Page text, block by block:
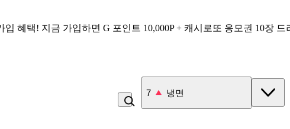
입 혜택! 지금 가입하면 G 포인트 10,000P + 캐시로또 응모권 10장 드
7 냉면